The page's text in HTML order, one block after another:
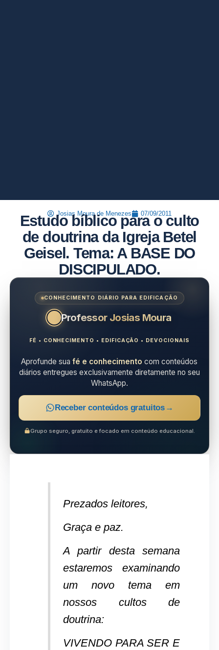
Josias Moura de Menezes 07/09/2011
Estudo bíblico para o culto
de doutrina da Igreja Betel
Geisel. Tema: A BASE DO
DISCIPULADO.
CONHECIMENTO DIÁRIO PARA EDIFICAÇÃO
Professor Josias Moura
FÉ • CONHECIMENTO • EDIFICAÇÃO • DEVOCIONAIS
Aprofunde suafé e conhecimento com conteúdos
diários entregues exclusivamente diretamente no seu
WhatsApp.
Receber conteúdos gratuitos →
Grupo seguro, gratuito e focado em conteúdo educacional.
Prezados leitores,
Graça e paz.
A partir desta semana
estaremos examinando
um novo tema em
nossos cultos de
doutrina:
VIVENDO PARA SER E